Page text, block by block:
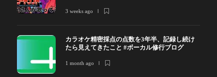
3 weeks ago
カラオケ精密採点の点数を3年半、記録し続け
たら見えてきたこと #ボーカル修行ブログ
1 month ago